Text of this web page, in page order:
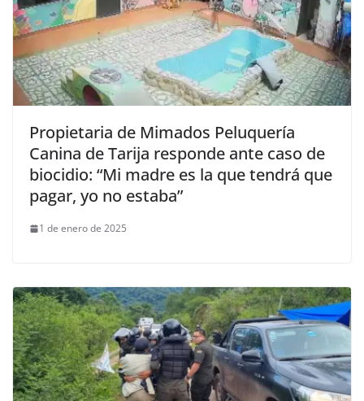
Propietaria de Mimados Peluquería
Canina de Tarija responde ante caso de
biocidio: “Mi madre es la que tendrá que
pagar, yo no estaba”
1 de enero de 2025